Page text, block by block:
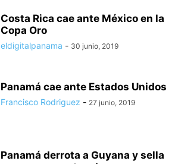
Costa Rica cae ante México en la
Copa Oro
eldigitalpanama - 30 junio, 2019
Panamá cae ante Estados Unidos
Francisco Rodriguez - 27 junio, 2019
Panamá derrota a Guyana y sella